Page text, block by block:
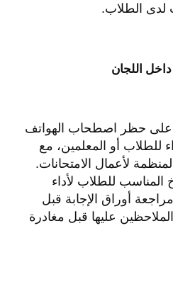
لدى الطلاب.
اللجان
على حظر اصطحاب الهواتف
للطلاب أو المعلمين، مع
لأعمال الامتحانات.
المناسب للطلاب لأداء
أوراق الإجابة قبل
عليها قبل مغادرة